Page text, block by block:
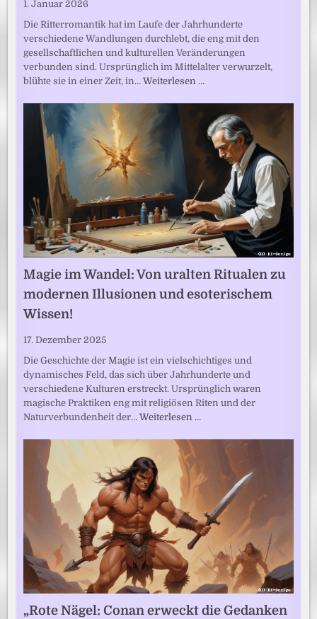
1. Januar 2026
Die Ritterromantik hat im Laufe der Jahrhunderte
verschiedene Wandlungen durchlebt, die eng mit den
gesellschaftlichen und kulturellen Veränderungen
verbunden sind. Ursprünglich im Mittelalter verwurzelt,
blühte sie in einer Zeit, in…Weiterlesen …
Magie im Wandel: Von uralten Ritualen zu
modernen Illusionen und esoterischem
Wissen!
17. Dezember 2025
Die Geschichte der Magie ist ein vielschichtiges und
dynamisches Feld, das sich über Jahrhunderte und
verschiedene Kulturen erstreckt. Ursprünglich waren
magische Praktiken eng mit religiösen Riten und der
Naturverbundenheit der…Weiterlesen …
„Rote Nägel: Conan erweckt die Gedanken